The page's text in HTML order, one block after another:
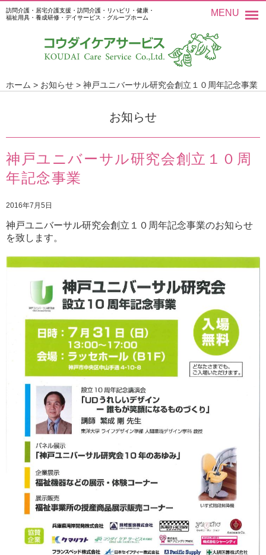
訪問介護・居宅介護支援・訪問介護・リハビリ・健康・
福祉用具・養成研修・デイサービス・グループホーム
MENU
ホーム > お知らせ > 神戸ユニバーサル研究会創立１０周年記念事業
お知らせ
神戸ユニバーサル研究会創立１０周
年記念事業
2016年7月5日
神戸ユニバーサル研究会創立１０周年記念事業のお知らせ
を致します。